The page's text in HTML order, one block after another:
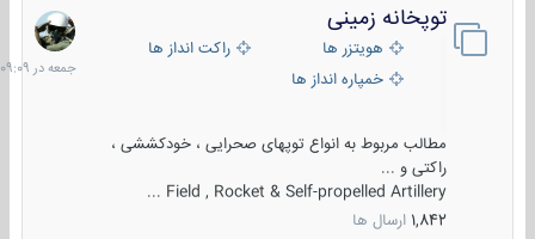
توپخانه زمینی
هویتزر ها
راکت انداز ها
خمپاره انداز ها
مطالب مربوط به انواع توپهای صحرایی ، خودکششی ،
راکتی و ...
Field , Rocket & Self-propelled Artillery ...
1,842 ارسال ها
جمعه
در
09:09